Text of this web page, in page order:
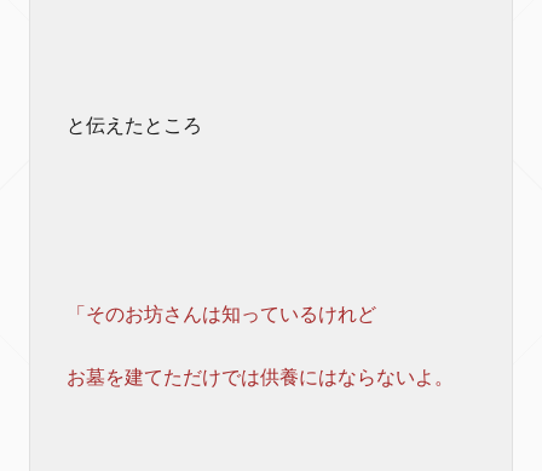
と伝えたところ
「そのお坊さんは知っているけれど
お墓を建てただけでは供養にはならないよ。